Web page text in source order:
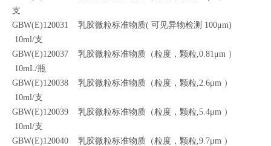
支
GBW(E)120031 乳胶微粒标准物质( 可见异物检测 100μm)
10ml/支
GBW(E)120037 乳胶微粒标准物质（粒度，颗粒,0.81μm ）
10mL/瓶
GBW(E)120038 乳胶微粒标准物质（粒度，颗粒,2.6μm ）
10ml/支
GBW(E)120039 乳胶微粒标准物质（粒度，颗粒,5.4μm ）
10ml/支
GBW(E)120040 乳胶微粒标准物质（粒度，颗粒,9.7μm ）